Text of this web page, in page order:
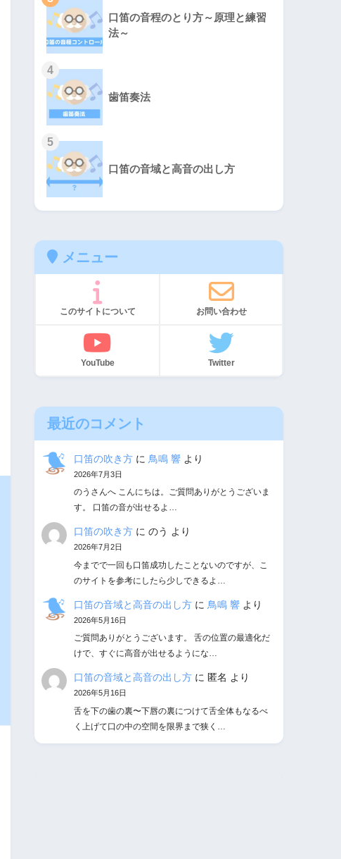
口笛の音程のとり方～原理と練習
法～
4
歯笛奏法
5
口笛の音域と高音の出し方
メニュー
このサイトについて お問い合わせ
YouTube Twitter
最近のコメント
口笛の吹き方 に 鳥鳴 響 より
2026年7月3日
のうさんへ こんにちは。ご質問ありがとうございま
す。 口笛の音が出せるよ…
口笛の吹き方 にのう より
2026年7月2日
今までで一回も口笛成功したことないのですが、こ
のサイトを参考にしたら少しできるよ…
口笛の音域と高音の出し方 に 鳥鳴 響 より
2026年5月16日
ご質問ありがとうございます。 舌の位置の最適化だ
けで、すぐに高音が出せるようにな…
口笛の音域と高音の出し方 に 匿名 より
2026年5月16日
舌を下の歯の裏〜下唇の裏につけて舌全体もなるべ
く上げて口の中の空間を限界まで狭く…